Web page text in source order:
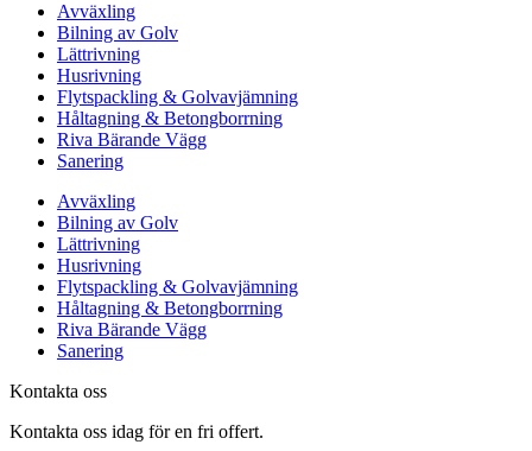
Avväxling
Bilning av Golv
Lättrivning
Husrivning
Flytspackling & Golvavjämning
Håltagning & Betongborrning
Riva Bärande Vägg
Sanering
Avväxling
Bilning av Golv
Lättrivning
Husrivning
Flytspackling & Golvavjämning
Håltagning & Betongborrning
Riva Bärande Vägg
Sanering
Kontakta oss
Kontakta oss idag för en fri offert.